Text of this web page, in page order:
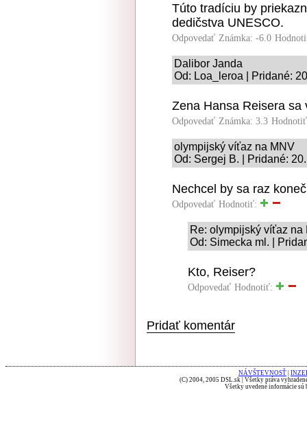
Túto tradíciu by
dedičstva UNESCO.
Odpovedať Známka: -6.0
Dalibor Janda
Od: Loa_leroa | Pridané:
Zena Hansa Reisera sa
Odpovedať Známka: 3.3
olympijský víťaz na MNV
Od: Sergej B. | Pridané:
Nechcel by sa raz
Odpovedať Hodnotiť:
Re: olympijský víťaz na
Od: Simecka ml. |
Kto, Reiser?
Odpovedať Hodnotiť:
Pridať komentár
NÁVŠTEVNOSŤ
(C) 2004, 2005 DSL.sk | Všetky práva
Všetky uvedené informácie sú